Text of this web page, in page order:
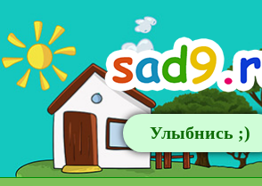
Улыбнись ;)